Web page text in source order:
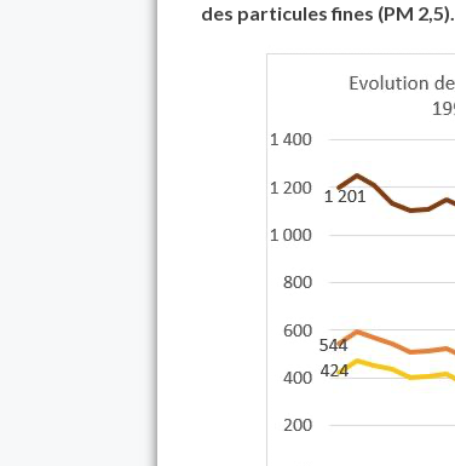
des particules fines (PM 2,5).